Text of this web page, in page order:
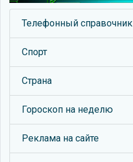
Телефонный справочник
Спорт
Страна
Гороскоп на неделю
Реклама на сайте